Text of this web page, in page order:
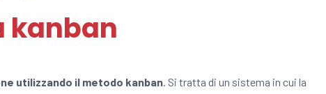
kanban
utilizzando il metodo kanban. Si tratta di un sistema in cui la